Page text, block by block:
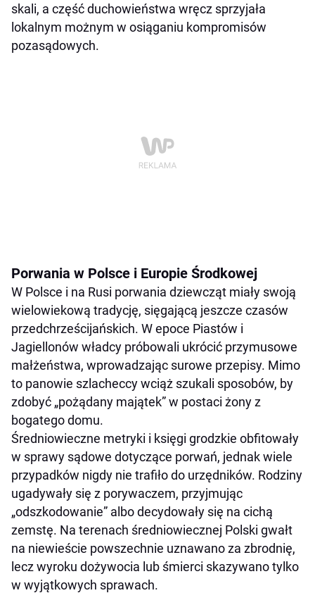
skali, a część duchowieństwa wręcz sprzyjała
lokalnym możnym w osiąganiu kompromisów
pozasądowych.
Porwania w Polsce i Europie Środkowej
W Polsce i na Rusi porwania dziewcząt miały swoją
wielowiekową tradycję, sięgającą jeszcze czasów
przedchrześcijańskich. W epoce Piastów i
Jagiellonów władcy próbowali ukrócić przymusowe
małżeństwa, wprowadzając surowe przepisy. Mimo
to panowie szlacheccy wciąż szukali sposobów, by
zdobyć „pożądany majątek” w postaci żony z
bogatego domu.
Średniowieczne metryki i księgi grodzkie obfitowały
w sprawy sądowe dotyczące porwań, jednak wiele
przypadków nigdy nie trafiło do urzędników. Rodziny
ugadywały się z porywaczem, przyjmując
„odszkodowanie” albo decydowały się na cichą
zemstę. Na terenach średniowiecznej Polski gwałt
na niewieście powszechnie uznawano za zbrodnię,
lecz wyroku dożywocia lub śmierci skazywano tylko
w wyjątkowych sprawach.